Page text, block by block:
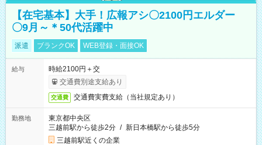
【在宅基本】大手！広報アシ〇2100円エルダー
〇9月～＊50代活躍中
派遣 ブランクOK WEB登録・面接OK
給与
時給2100円＋交
交通費別途支給あり
交通費 交通費実費支給（当社規定あり）
勤務地
東京都中央区
三越前駅から徒歩2分 / 新日本橋駅から徒歩5分
三越前駅近くの企業